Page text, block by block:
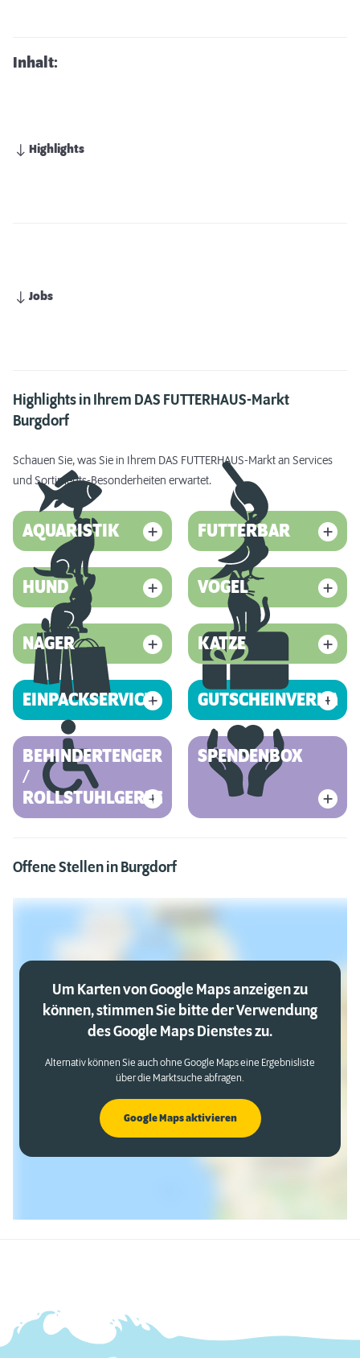
Inhalt:
Highlights
Jobs
Highlights in Ihrem DAS FUTTERHAUS-Markt
Burgdorf
Schauen Sie, was Sie in Ihrem DAS FUTTERHAUS-Markt an Services
und Sortiments-Besonderheiten erwartet.
AQUARISTIK FUTTERBAR
HUND VOGEL
NAGER KATZE
EINPACKSERVICE GUTSCHEINVERKAUF
BEHINDERTENGERECHT
/
ROLLSTUHLGERECHT
SPENDENBOX
Offene Stellen in Burgdorf
Um Karten von Google Maps anzeigen zu
können, stimmen Sie bitte der Verwendung
des Google Maps Dienstes zu.
Alternativ können Sie auch ohne Google Maps eine Ergebnisliste
über die Marktsuche abfragen.
Google Maps aktivieren